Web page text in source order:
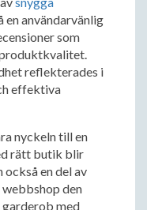
en användarvänlig
som
produktkvalitet.
reflekterades i
effektiva
nyckeln till en
rätt butik blir
också en del av
webbshop den
med